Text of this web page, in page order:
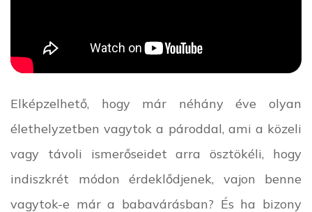
Elképzelhető, hogy már néhány éve olyan
élethelyzetben vagytok a pároddal, ami a közeli
vagy távoli ismerőseidet arra ösztökéli, hogy
indiszkrét módon érdeklődjenek, vajon benne
vagytok-e már a babavárásban? És ha bizony